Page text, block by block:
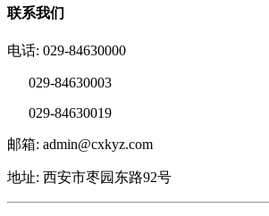
联系我们
电话: 029-84630000
029-84630003
029-84630019
邮箱: admin@cxkyz.com
地址: 西安市枣园东路92号